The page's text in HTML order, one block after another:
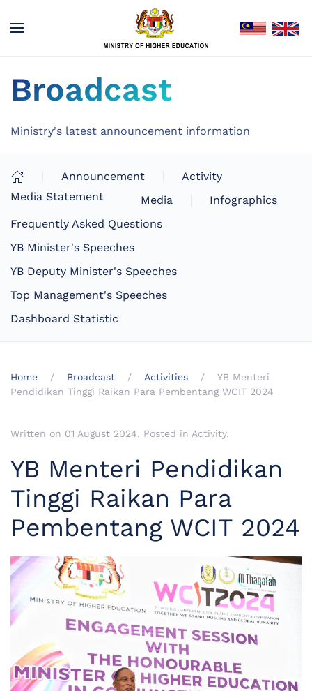
Broadcast
Ministry's latest announcement information
Announcement
Activity
Media Statement
Media
Infographics
Frequently Asked Questions
YB Minister's Speeches
YB Deputy Minister's Speeches
Top Management's Speeches
Dashboard Statistic
Home Broadcast Activities
YB Menteri
Pendidikan Tinggi Raikan Para Pembentang WCIT 2024
Written on 01 August 2024. Posted in Activity.
YB Menteri Pendidikan
Tinggi Raikan Para
Pembentang WCIT 2024